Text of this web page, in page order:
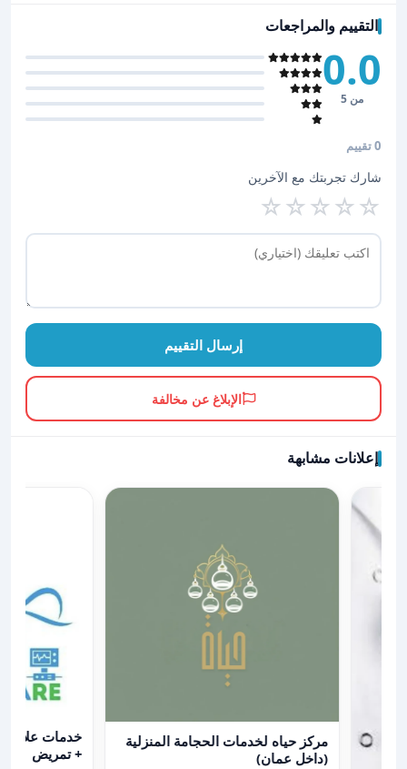
التقييم والمراجعات
0.0
من 5
0 تقييم
شارك تجربتك مع الآخرين
☆
☆
☆
☆
☆
إرسال التقييم
الإبلاغ عن مخالفة
إعلانات مشابهة
عرض تفاصيل مركز حياه لخدمات الحجامة المنزلية
مركز حياه لخدمات الحجامة المنزلية
(داخل عمان)
عرض تفاصيل
خدمات علاج
+ تمريض